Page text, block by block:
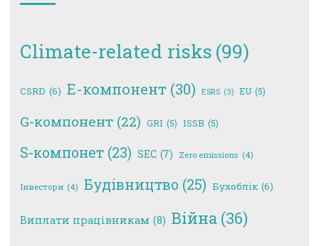
Climate-related risks (99)
CSRD (6) E-компонент (30) ESRS (3) EU (5)
G-компонент (22) GRI (5) ISSB (5)
S-компонет (23) SEC (7) Zero emissions (4)
Інвестори (4) Будівництво (25) Бухоблік (6)
Виплати працівникам (8) Війна (36)